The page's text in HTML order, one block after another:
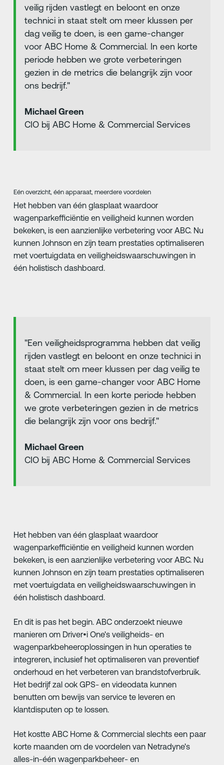
veilig rijden vastlegt en beloont en onze
technici in staat stelt om meer klussen per
dag veilig te doen, is een game-changer
voor ABC Home & Commercial. In een korte
periode hebben we grote verbeteringen
gezien in de metrics die belangrijk zijn voor
ons bedrijf."
Michael Green
CIO bij ABC Home & Commercial Services
Eén overzicht, één apparaat, meerdere voordelen
Het hebben van één glasplaat waardoor
wagenparkefficiëntie en veiligheid kunnen worden
bekeken, is een aanzienlijke verbetering voor ABC. Nu
kunnen Johnson en zijn team prestaties optimaliseren
met voertuigdata en veiligheidswaarschuwingen in
één holistisch dashboard.
"Een veiligheidsprogramma hebben dat veilig
rijden vastlegt en beloont en onze technici in
staat stelt om meer klussen per dag veilig te
doen, is een game-changer voor ABC Home
& Commercial. In een korte periode hebben
we grote verbeteringen gezien in de metrics
die belangrijk zijn voor ons bedrijf."
Michael Green
CIO bij ABC Home & Commercial Services
Het hebben van één glasplaat waardoor
wagenparkefficiëntie en veiligheid kunnen worden
bekeken, is een aanzienlijke verbetering voor ABC. Nu
kunnen Johnson en zijn team prestaties optimaliseren
met voertuigdata en veiligheidswaarschuwingen in
één holistisch dashboard.
En dit is pas het begin. ABC onderzoekt nieuwe
manieren om Driver•i One's veiligheids- en
wagenparkbeheeroplossingen in hun operaties te
integreren, inclusief het optimaliseren van preventief
onderhoud en het verbeteren van brandstofverbruik.
Het bedrijf zal ook GPS- en videodata kunnen
benutten om bewijs van service te leveren en
klantdisputen op te lossen.
Het kostte ABC Home & Commercial slechts een paar
korte maanden om de voordelen van Netradyne's
alles-in-één wagenparkbeheer- en